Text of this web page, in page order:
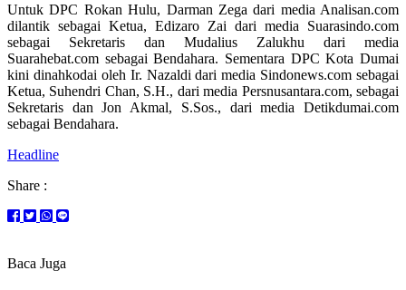
Untuk DPC Rokan Hulu, Darman Zega dari media Analisan.com
dilantik sebagai Ketua, Edizaro Zai dari media Suarasindo.com
sebagai Sekretaris dan Mudalius Zalukhu dari media
Suarahebat.com sebagai Bendahara. Sementara DPC Kota Dumai
kini dinahkodai oleh Ir. Nazaldi dari media Sindonews.com sebagai
Ketua, Suhendri Chan, S.H., dari media Persnusantara.com, sebagai
Sekretaris dan Jon Akmal, S.Sos., dari media Detikdumai.com
sebagai Bendahara.
Headline
Share :
Baca Juga